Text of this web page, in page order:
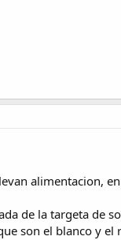
alimentacion,
de la targeta
son el blanco y el